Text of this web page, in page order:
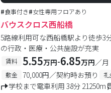
#食事付き#女性専用フロアあり
バウスクロス西船橋
5路線利用可な西船橋駅より徒歩3
の行政・医療・公共施設が充実
賃料 5.55万円-6.85万円／月
敷金 70,000円／契約時お預り 礼
学校まで電車利用 38分 21250m